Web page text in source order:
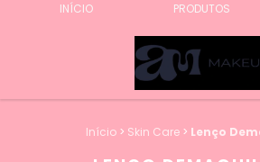
INÍCIO PRODUTOS
Início > Skin Care > Lenço